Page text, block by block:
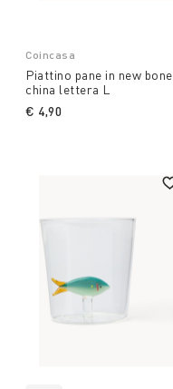
Coincasa
Piattino pane in new bone
china lettera L
€ 4,90